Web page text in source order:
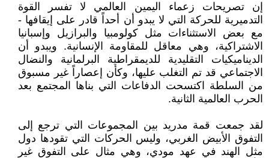
إن تصريحات زعماء اليمين العالمي لا تفسر القوة
التدميرية للحركة التي لا يبدو أن أحداً قادر على إيقافها -
مع بعض الاستثناءات مثل كولومبيا والبرازيل وإسبانيا
الاشتراكية، وهي معاقل للمقاومة الإنسانية. ويبدو أن
الديناميكيات التقليدية للديمقراطية البرلمانية والنضال
الاجتماعي قد تم التغلب عليها، وكأن إعصاراً غير مسبوق
من السلطة اكتسحت الدفاعات التي بناها المجتمع بعد
الحرب العالمية الثانية.
لقد جمعت قمة مدريد بين المجموعات التي ترجع إلى
التفوق الأبيض الغربي، وليس الحركات التي تقودها دول
مثل الهند في عهد مودي، وهي مثال على التفوق غير